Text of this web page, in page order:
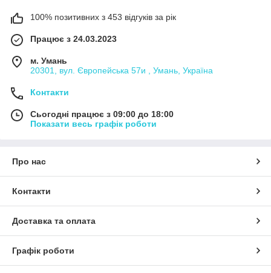
100% позитивних з 453 відгуків за рік
Працює з 24.03.2023
м. Умань
20301, вул. Європейська 57и , Умань, Україна
Контакти
Сьогодні працює з 09:00 до 18:00
Показати весь графік роботи
Про нас
Контакти
Доставка та оплата
Графік роботи